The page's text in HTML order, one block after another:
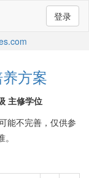
登录
方案
主修学位
能不完善，仅供参
。